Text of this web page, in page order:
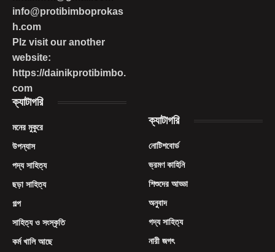
info@protibimboprokas
h.com
Plz visit our another
website:
https://dainikprotibimbo.
com
ক্যাটাগরি
মনের মুকুরে
উপন্যাস
পদ্য সাহিত্য
ছড়া সাহিত্য
গল্প
সাহিত্য ও সংস্কৃতি
কর্ম খালি আছে
ক্যাটাগরি
নোটিশবোর্ড
ভ্রমণ কাহিনি
শিশুদের আড্ডা
অনুবাদ
গদ্য সাহিত্য
নারী জগৎ